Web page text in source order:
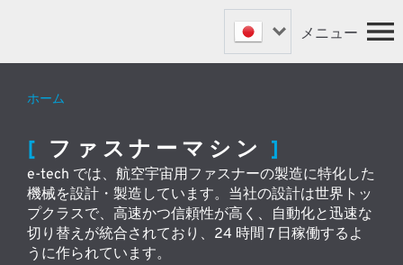
マシン
バルブマシン
特注機
ロボットオートメーション
学校区概要
ニュース
サポートとスペア
メニュー
ホーム
ファスナーマシン
e-tech では、航空宇宙用ファスナーの製造に特化した
機械を設計・製造しています。当社の設計は世界トッ
プクラスで、高速かつ信頼性が高く、自動化と迅速な
切り替えが統合されており、24 時間 7 日稼働するよ
うに作られています。